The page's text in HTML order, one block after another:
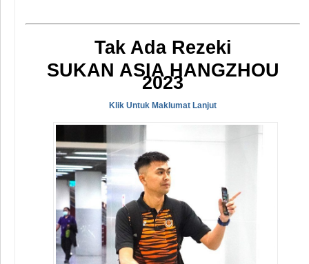
Tak Ada Rezeki
SUKAN ASIA HANGZHOU
2023
Klik Untuk Maklumat Lanjut